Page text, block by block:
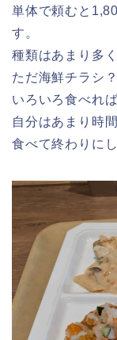
単体で頼むと
す。
種類はあまり多
ただ海鮮チラシ
いろいろ食べれ
自分はあまり時
食べて終わりにし